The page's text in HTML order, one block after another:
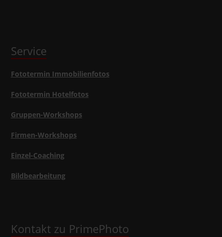
Service
Fototermin Immobilienfotos
Fototermin Hotelfotos
Gruppen-Workshops
Firmen-Workshops
Einzel-Coaching
Bildbearbeitung
Kontakt zu PrimePhoto